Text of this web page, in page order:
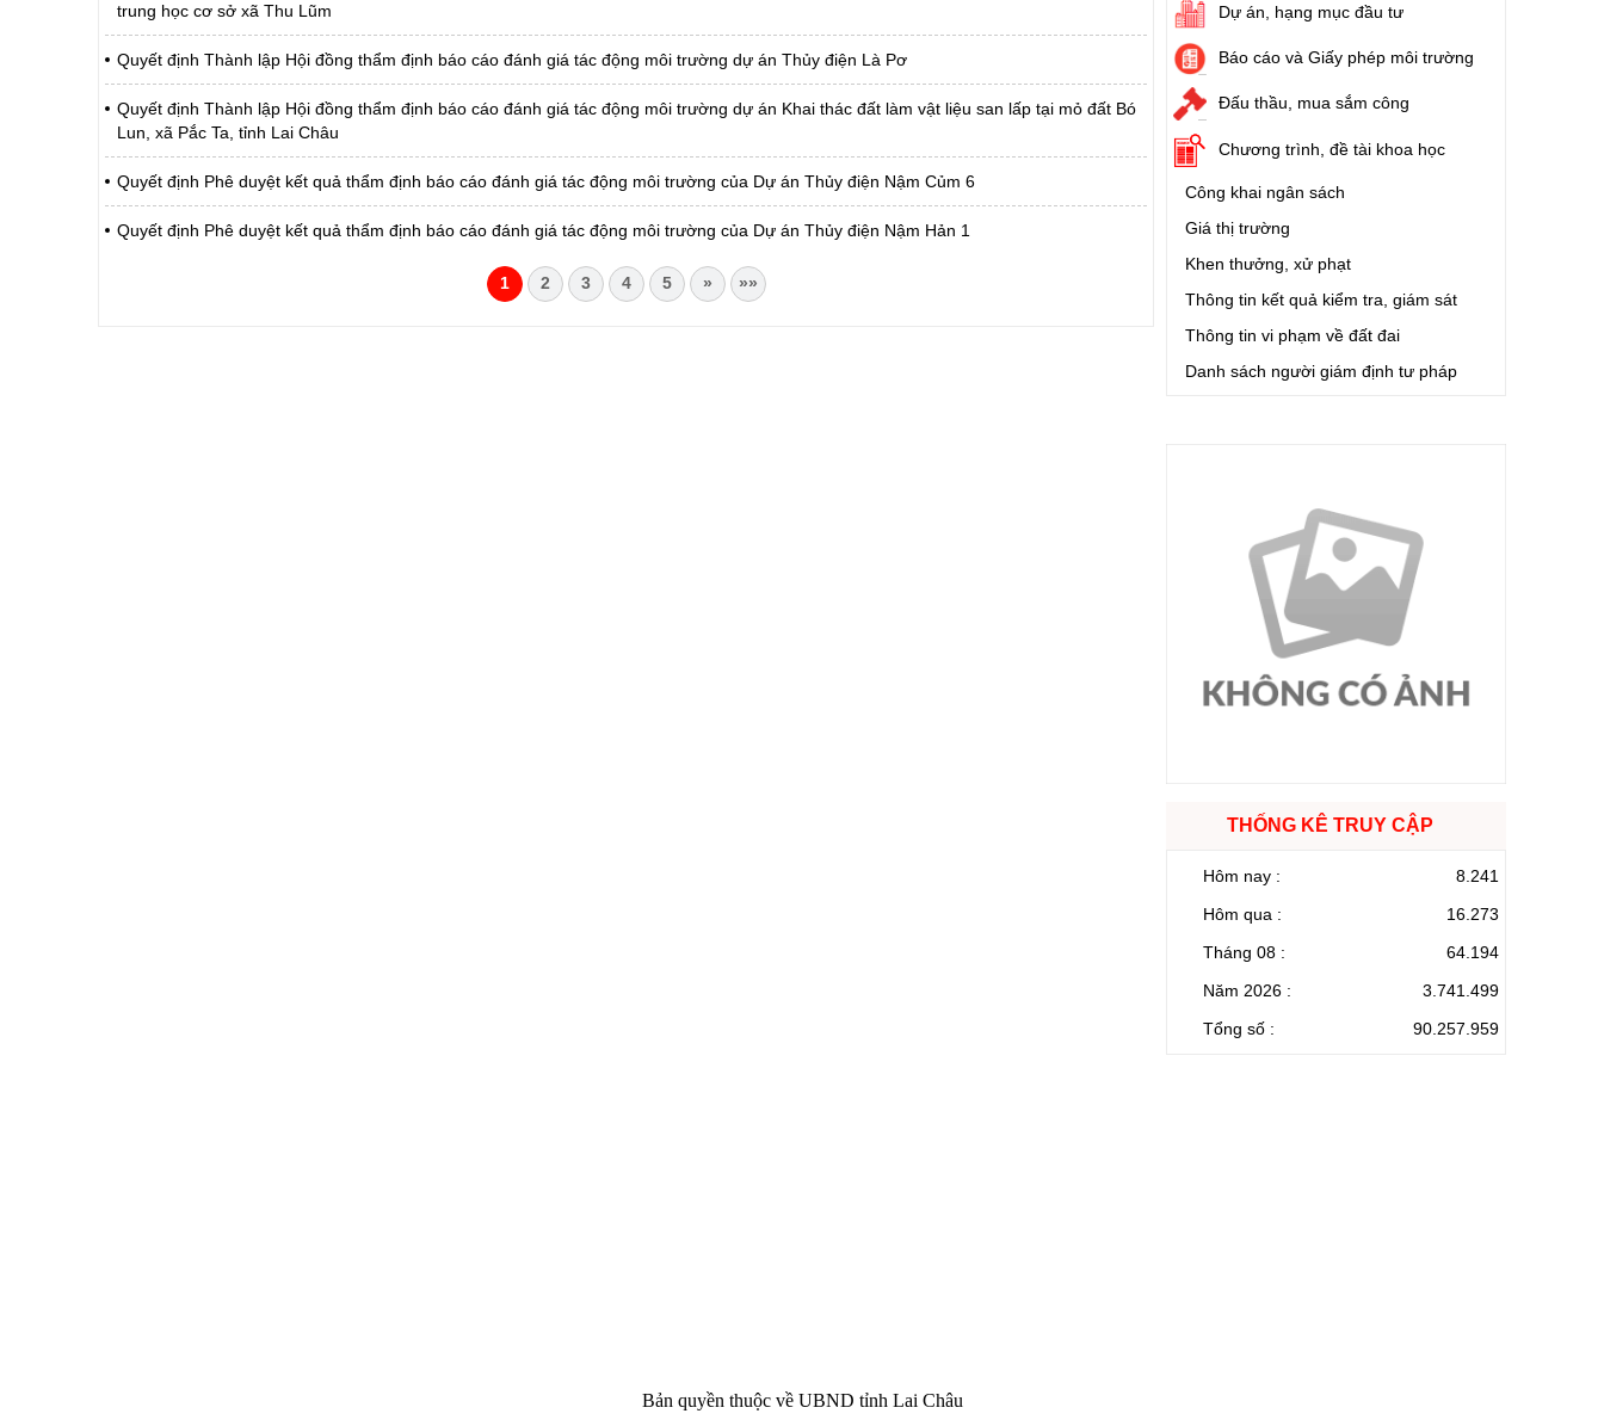
trung học cơ sở xã Thu Lũm
Quyết định Thành lập Hội đồng thẩm định báo cáo đánh giá tác động môi trường dự án Thủy điện Là Pơ
Quyết định Thành lập Hội đồng thẩm định báo cáo đánh giá tác động môi trường dự án Khai thác đất làm vật liệu san lấp tại mỏ đất Bó
Lun, xã Pắc Ta, tỉnh Lai Châu
Quyết định Phê duyệt kết quả thẩm định báo cáo đánh giá tác động môi trường của Dự án Thủy điện Nậm Củm 6
Quyết định Phê duyệt kết quả thẩm định báo cáo đánh giá tác động môi trường của Dự án Thủy điện Nậm Hản 1
1 2 3 4 5 » »»
Dự án, hạng mục đầu tư
Báo cáo và Giấy phép môi trường
Đấu thầu, mua sắm công
Chương trình, đề tài khoa học
Công khai ngân sách
Giá thị trường
Khen thưởng, xử phạt
Thông tin kết quả kiểm tra, giám sát
Thông tin vi phạm về đất đai
Danh sách người giám định tư pháp
THỐNG KÊ TRUY CẬP
Hôm nay :
8.241
Hôm qua :
16.273
Tháng 08 :
64.194
Năm 2026 :
3.741.499
Tổng số :
90.257.959
Bản quyền thuộc về UBND tỉnh Lai Châu